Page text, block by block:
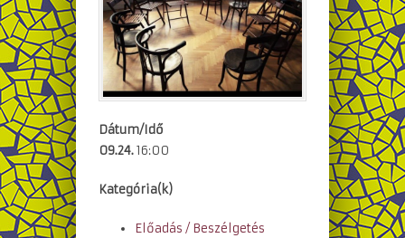
Dátum/Idő
09.24.16:00
Kategória(k)
Előadás / Beszélgetés